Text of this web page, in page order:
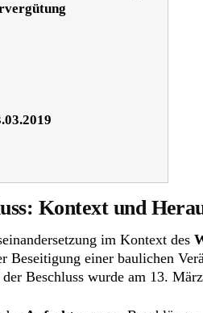
: Kontext und
im Kontext des
Beseitigung einer baulichen
Beschluss wurde am 13.